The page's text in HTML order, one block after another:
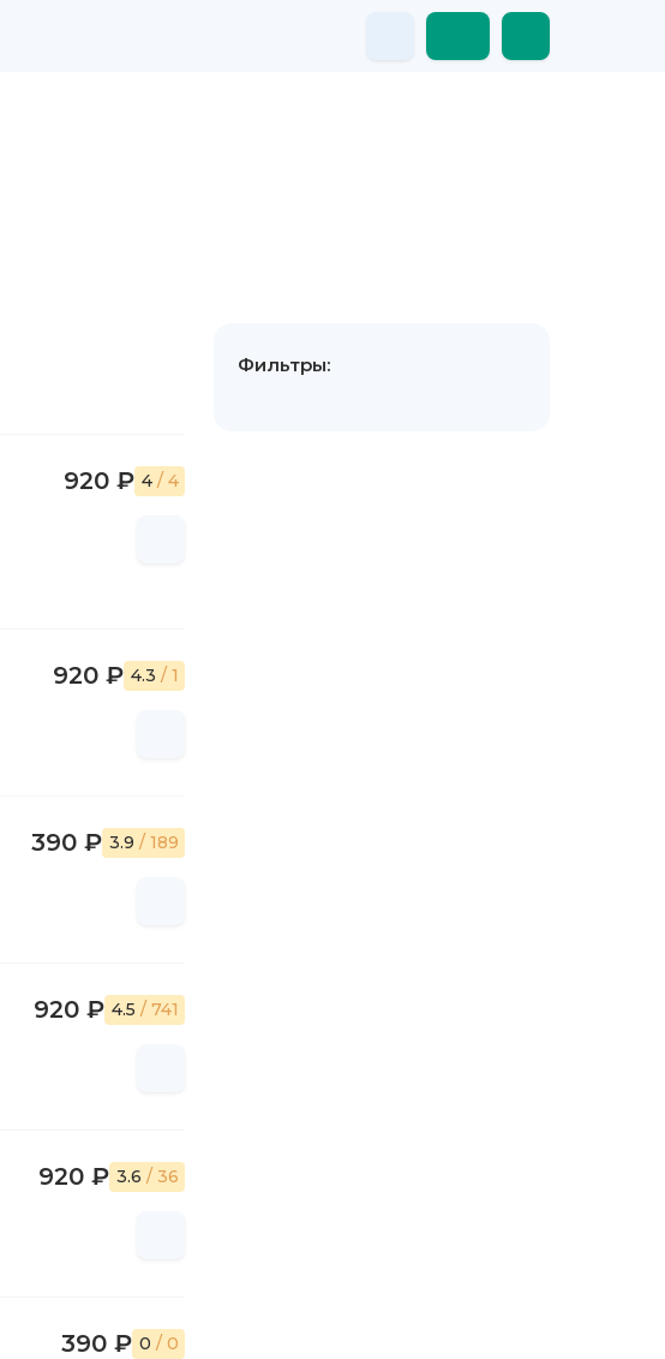
920 ₽ 4 / 4
920 ₽ 4.3 / 1
390 ₽ 3.9 / 189
920 ₽ 4.5 / 741
920 ₽ 3.6 / 36
390 ₽ 0 / 0
Фильтры: